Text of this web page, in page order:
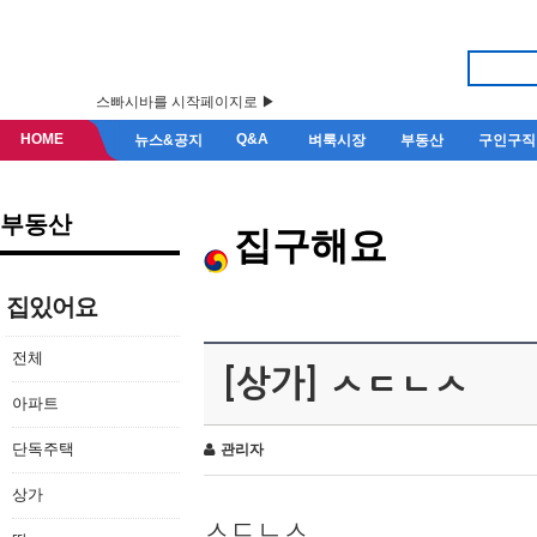
스빠시바를 시작페이지로 ▶
HOME 뉴스&공지 Q&A 벼룩시장 부동산 구인구직
부동산
집있어요
전체
아파트
단독주택
상가
집구해요
[상가] ㅅㄷㄴㅅ
관리자
ㅅㄷㄴㅅ